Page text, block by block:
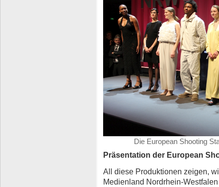
Die European Shooting
Präsentation der European
All diese Produktionen zeigen,
Medienland Nordrhein-